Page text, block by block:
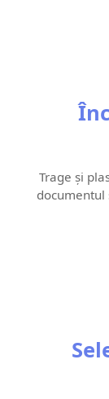
Trage și
documentul